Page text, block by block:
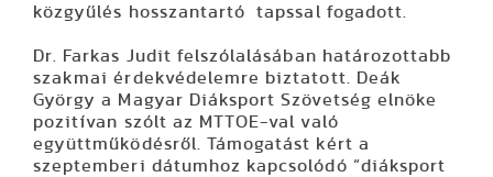
közgyűlés hosszantartó tapssal fogadott.
Dr. Farkas Judit felszólalásában határozottabb
szakmai érdekvédelemre biztatott. Deák
György a Magyar Diáksport Szövetség elnöke
pozitívan szólt az MTTOE-val való
együttműködésről. Támogatást kért a
szeptemberi dátumhoz kapcsolódó “diáksport